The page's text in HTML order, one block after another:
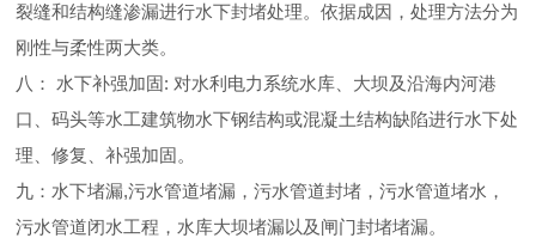
裂缝和结构缝渗漏进行水下封堵处理。依据成因，处理方法分为
刚性与柔性两大类。
八： 水下补强加固: 对水利电力系统水库、大坝及沿海内河港
口、码头等水工建筑物水下钢结构或混凝土结构缺陷进行水下处
理、修复、补强加固。
九：水下堵漏,污水管道堵漏，污水管道封堵，污水管道堵水，
污水管道闭水工程，水库大坝堵漏以及闸门封堵堵漏。